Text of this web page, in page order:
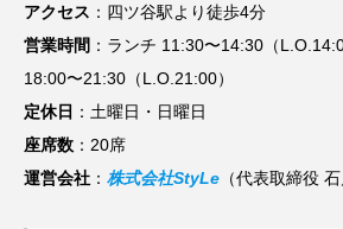
アクセス ：四ツ谷駅より徒歩4分
営業時間 ：ランチ 11:30〜14:30（
18:00〜21:30（L.O.21:00）
定休日 ：土曜日・日曜日
座席数 ：20席
運営会社 ： 株式会社StyLe （代表取締役 石